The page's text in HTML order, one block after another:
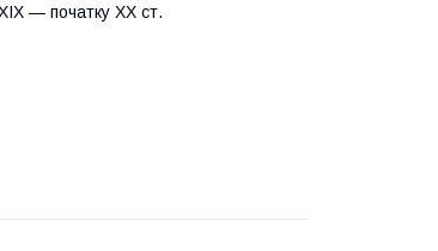
XIX — початку XX ст.